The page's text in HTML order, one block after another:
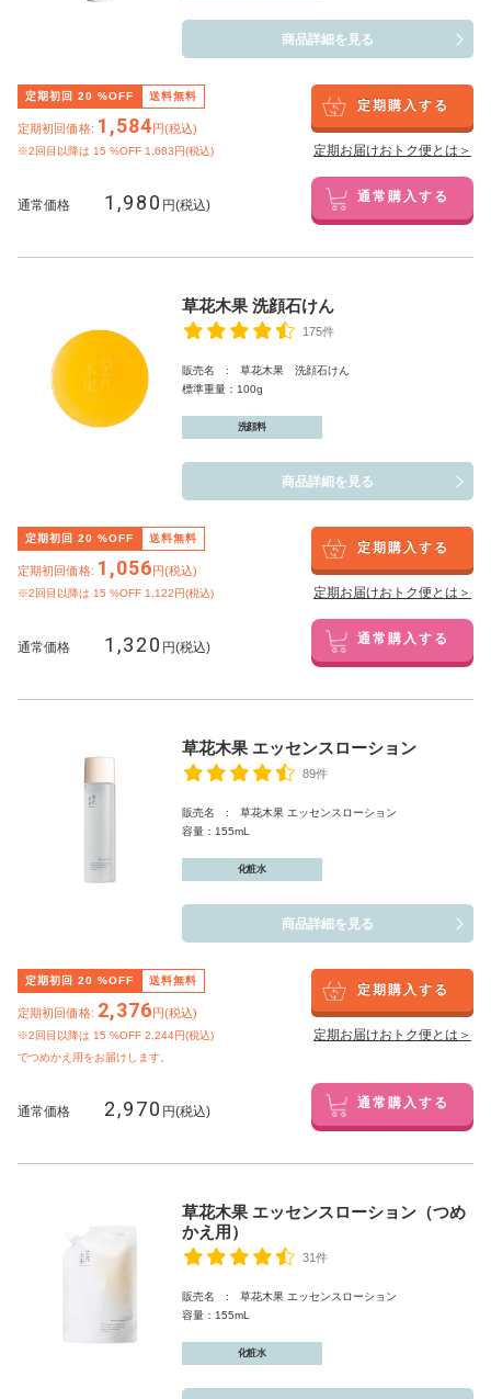
商品詳細を見る
定期初回 20 %OFF 送料無料
定期初回価格: 1,584円(税込)
※2回目以降は 15 %OFF 1,683円(税込)
定期購入する
定期お届けおトク便とは＞
通常価格 1,980 円(税込) 通常購入する
草花木果 洗顔石けん
175件
販売名 : 草花木果 洗顔石けん
標準重量：100g
洗顔料
商品詳細を見る
定期初回 20 %OFF 送料無料
定期初回価格: 1,056円(税込)
※2回目以降は 15 %OFF 1,122円(税込)
定期購入する
定期お届けおトク便とは＞
通常価格 1,320 円(税込) 通常購入する
草花木果 エッセンスローション
89件
販売名 : 草花木果 エッセンスローション
容量：155mL
化粧水
商品詳細を見る
定期初回 20 %OFF 送料無料
定期初回価格: 2,376円(税込)
※2回目以降は 15 %OFF 2,244円(税込)
でつめかえ用をお届けします。
定期購入する
定期お届けおトク便とは＞
通常価格 2,970 円(税込) 通常購入する
草花木果 エッセンスローション（つめ
かえ用）
31件
販売名 : 草花木果 エッセンスローション
容量：155mL
化粧水